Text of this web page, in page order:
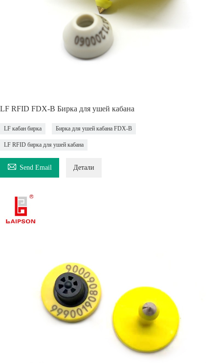
LF RFID FDX-B Бирка для ушей кабана
LF кабан бирка Бирка для ушей кабана FDX-B
LF RFID бирка для ушей кабана
 Send Email Детали